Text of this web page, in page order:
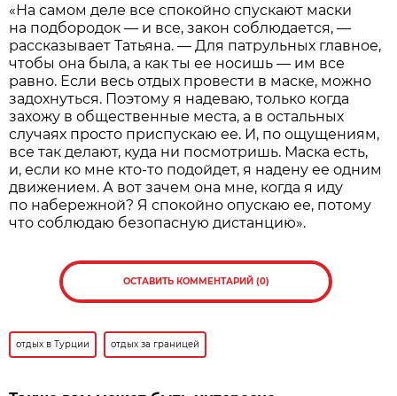
«На самом деле все спокойно спускают маски
на подбородок — и все, закон соблюдается, —
рассказывает Татьяна. — Для патрульных главное,
чтобы она была, а как ты ее носишь — им все
равно. Если весь отдых провести в маске, можно
задохнуться. Поэтому я надеваю, только когда
захожу в общественные места, а в остальных
случаях просто приспускаю ее. И, по ощущениям,
все так делают, куда ни посмотришь. Маска есть,
и, если ко мне кто-то подойдет, я надену ее одним
движением. А вот зачем она мне, когда я иду
по набережной? Я спокойно опускаю ее, потому
что соблюдаю безопасную дистанцию».
ОСТАВИТЬ КОММЕНТАРИЙ (0)
отдых в Турции отдых за границей